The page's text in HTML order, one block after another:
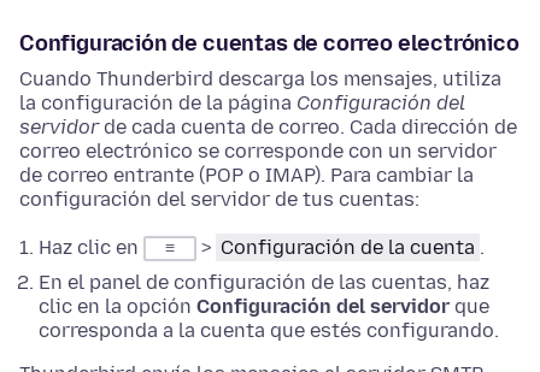
Configuración de cuentas de correo electrónico
Cuando Thunderbird descarga los mensajes, utiliza
la configuración de la página Configuración del
servidorde cada cuenta de correo. Cada dirección de
correo electrónico se corresponde con un servidor
de correo entrante (POP o IMAP). Para cambiar la
configuración del servidor de tus cuentas:
Haz clic en ≡ > Configuración de la cuenta .
En el panel de configuración de las cuentas, haz
clic en la opción Configuración del servidor que
corresponda a la cuenta que estés configurando.